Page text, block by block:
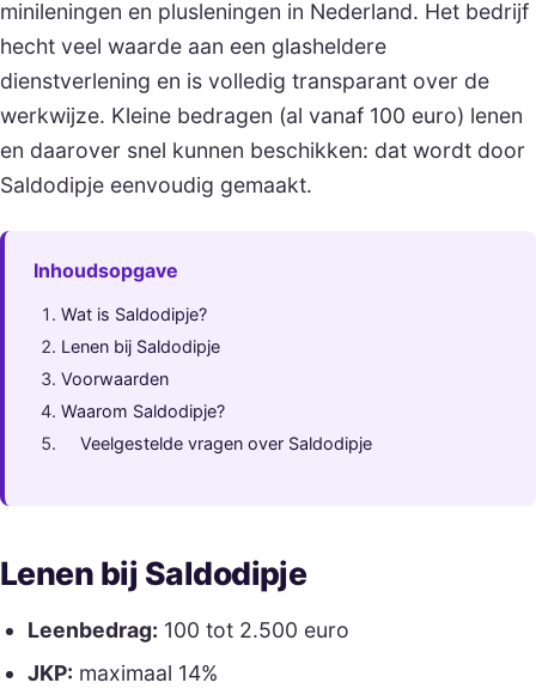
minileningen en plusleningen in Nederland. Het bedrijf
hecht veel waarde aan een glasheldere
dienstverlening en is volledig transparant over de
werkwijze. Kleine bedragen (al vanaf 100 euro) lenen
en daarover snel kunnen beschikken: dat wordt door
Saldodipje eenvoudig gemaakt.
Inhoudsopgave
Wat is Saldodipje?
Lenen bij Saldodipje
Voorwaarden
Waarom Saldodipje?
Veelgestelde vragen over Saldodipje
Lenen bij Saldodipje
Leenbedrag: 100 tot 2.500 euro
JKP: maximaal 14%